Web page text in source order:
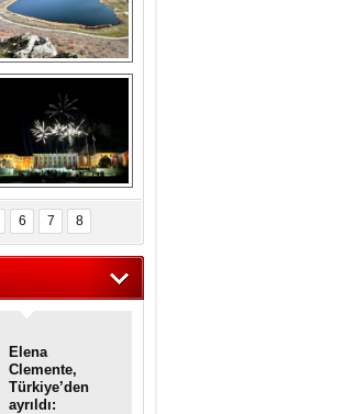
Kapadokya'nın
ilkbaharda bir başka
güzel
Haftanın
fotoğrafları
6 7 8
Elena
Clemente,
Türkiye’den
ayrıldı: